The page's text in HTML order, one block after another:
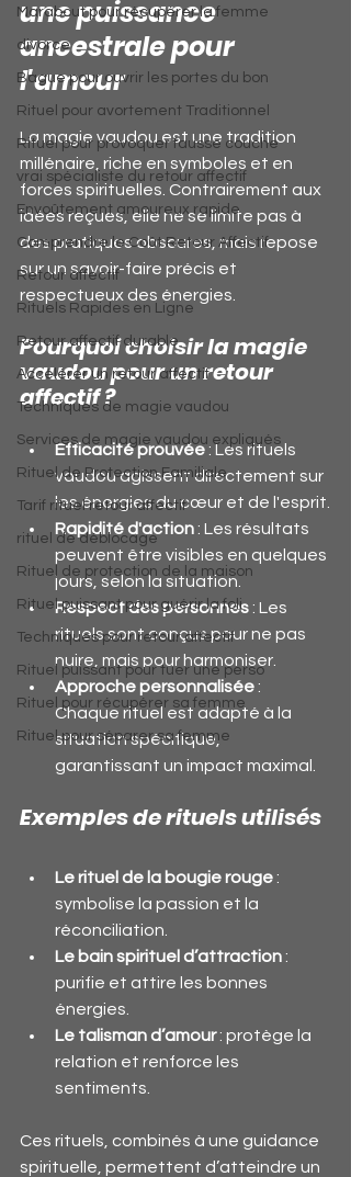
Marabout pour récupérer la femme
divorce
Bague pour ouvrir les portes du bon
Rituel pour avortement Traditionnel
Rituel pour provoquer fausse couche
vrai spécialiste du retour affectif
Envoûtement amoureux rapide
Comprendre le Coût Retour Affectif
Retour affectif
Rituels Rapides en Ligne
Retour affectif durable
Accélérer un retour affectif
Techniques de magie vaudou
Services de magie vaudou expliqués
Rituel de Protection Familiale
Tarif rituel retour affectif
rituel de déblocage
Rituel de protection de la maison
Rituel puissant pour guérir la foli
Techniques pour retour affectif
Rituel puissant pour tuer une perso
Rituel pour récupérer sa femme
Rituel pour séparer sa femme
une puissance
ancestrale pour
l'amour
La magie vaudou est une tradition
millénaire, riche en symboles et en
forces spirituelles. Contrairement aux
idées reçues, elle ne se limite pas à
des pratiques obscures, mais repose
sur un savoir-faire précis et
respectueux des énergies.
Pourquoi choisir la magie
vaudou pour un retour
affectif ?
Efficacité prouvée : Les rituels
vaudou agissent directement sur
les énergies du cœur et de l'esprit.
Rapidité d'action : Les résultats
peuvent être visibles en quelques
jours, selon la situation.
Respect des personnes : Les
rituels sont conçus pour ne pas
nuire, mais pour harmoniser.
Approche personnalisée :
Chaque rituel est adapté à la
situation spécifique,
garantissant un impact maximal.
Exemples de rituels utilisés
Le rituel de la bougie rouge :
symbolise la passion et la
réconciliation.
Le bain spirituel d’attraction :
purifie et attire les bonnes
énergies.
Le talisman d’amour : protège la
relation et renforce les
sentiments.
Ces rituels, combinés à une guidance
spirituelle, permettent d’atteindre un